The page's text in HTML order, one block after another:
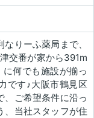
りーふ薬局まで、
交番が家から391m
何でも施設が揃っ
です♪大阪市鶴見区
、ご希望条件に沿っ
、当社スタッフが住